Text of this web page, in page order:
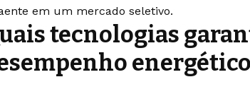
em um mercado seletivo.
tecnologias